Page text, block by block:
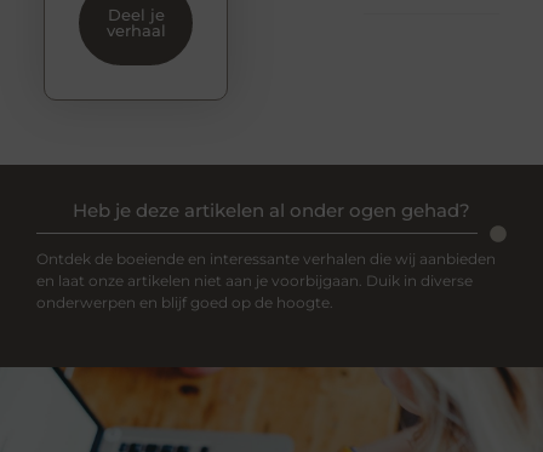
Deel je
verhaal
Heb je deze artikelen al onder ogen gehad?
Ontdek de boeiende en interessante verhalen die wij aanbieden
en laat onze artikelen niet aan je voorbijgaan. Duik in diverse
onderwerpen en blijf goed op de hoogte.